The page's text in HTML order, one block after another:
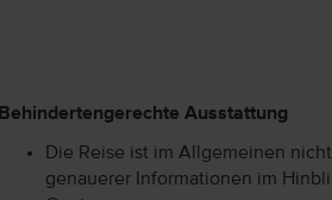
Behindertengerechte Ausstattung
Die Reise ist im Allgemeinen
genauerer Informationen im